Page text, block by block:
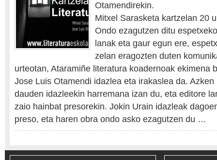
Otamendirekin.
Mitxel Sarasketa kartzelan 20
Ondo ezagutzen ditu
lanak eta gaur egun ere,
zelan eragozten duten
urteotan, Ataramiñe literatura koadernoak ekimena
Jose Luis Otamendi idazlea eta irakaslea da.
dauden idazleekin harremana izan du, eta editore
zaio hainbat presorekin. Jokin Urain idazleak
preso, eta haren obra ondo asko ezagutzen du …